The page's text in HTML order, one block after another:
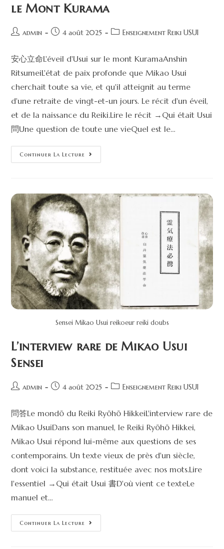
le Mont Kurama
admin 4 août 2025 Enseignement Reiki USUI
安心立命L'éveil d'Usui sur le mont KuramaAnshin
RitsumeiL'état de paix profonde que Mikao Usui
cherchait toute sa vie, et qu'il atteignit au terme
d'une retraite de vingt-et-un jours. Le récit d'un éveil,
et de la naissance du Reiki.Lire le récit →Qui était Usui
問Une question de toute une vieQuel est le…
Continuer La Lecture
Sensei Mikao Usui reikoeur reiki doubs
L’interview rare de Mikao Usui
Sensei
admin 4 août 2025 Enseignement Reiki USUI
問答Le mondō du Reiki Ryōhō HikkeiL'interview rare de
Mikao UsuiDans son manuel, le Reiki Ryōhō Hikkei,
Mikao Usui répond lui-même aux questions de ses
contemporains. Un texte vieux de près d'un siècle,
dont voici la substance, restituée avec nos mots.Lire
l'essentiel →Qui était Usui 書D'où vient ce texteLe
manuel et…
Continuer La Lecture